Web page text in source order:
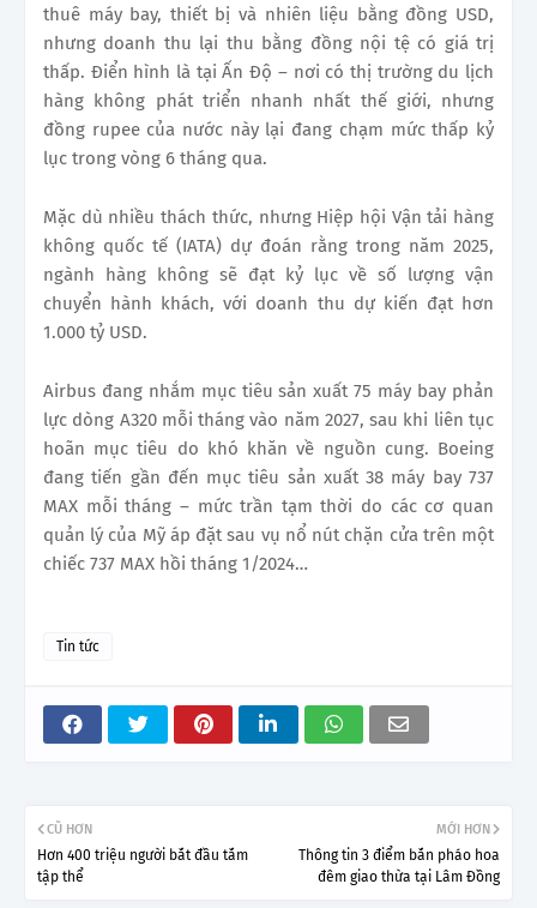
thuê máy bay, thiết bị và nhiên liệu bằng đồng USD,
nhưng doanh thu lại thu bằng đồng nội tệ có giá trị
thấp. Điển hình là tại Ấn Độ – nơi có thị trường du lịch
hàng không phát triển nhanh nhất thế giới, nhưng
đồng rupee của nước này lại đang chạm mức thấp kỷ
lục trong vòng 6 tháng qua.
Mặc dù nhiều thách thức, nhưng Hiệp hội Vận tải hàng
không quốc tế (IATA) dự đoán rằng trong năm 2025,
ngành hàng không sẽ đạt kỷ lục về số lượng vận
chuyển hành khách, với doanh thu dự kiến đạt hơn
1.000 tỷ USD.
Airbus đang nhắm mục tiêu sản xuất 75 máy bay phản
lực dòng A320 mỗi tháng vào năm 2027, sau khi liên tục
hoãn mục tiêu do khó khăn về nguồn cung. Boeing
đang tiến gần đến mục tiêu sản xuất 38 máy bay 737
MAX mỗi tháng – mức trần tạm thời do các cơ quan
quản lý của Mỹ áp đặt sau vụ nổ nút chặn cửa trên một
chiếc 737 MAX hồi tháng 1/2024…
Tin tức
MỚI HƠN
Thông tin 3 điểm bắn pháo hoa
đêm giao thừa tại Lâm Đồng
CŨ HƠN
Hơn 400 triệu người bắt đầu tắm
tập thể